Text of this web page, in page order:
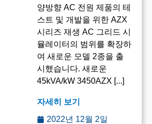
양방향 AC 전원 제품의 테
스트 및 개발을 위한 AZX
시리즈 재생 AC 그리드 시
뮬레이터의 범위를 확장하
여 새로운 모델 2종을 출
시했습니다. 새로운
45kVA/kW 3450AZX [...]
자세히 보기
2022년 12월 2일